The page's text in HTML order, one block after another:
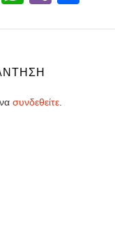
συνδεθείτε